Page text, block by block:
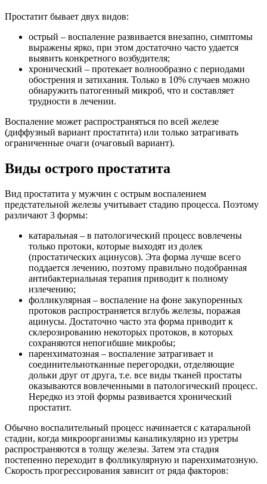
Простатит бывает двух видов:
острый – воспаление развивается внезапно, симптомы
выражены ярко, при этом достаточно часто удается
выявить конкретного возбудителя;
хронический – протекает волнообразно с периодами
обострения и затихания. Только в 10% случаев можно
обнаружить патогенный микроб, что и составляет
трудности в лечении.
Воспаление может распространяться по всей железе
(диффузный вариант простатита) или только затрагивать
ограниченные очаги (очаговый вариант).
Виды острого простатита
Вид простатита у мужчин с острым воспалением
предстательной железы учитывает стадию процесса. Поэтому
различают 3 формы:
катаральная – в патологический процесс вовлечены
только протоки, которые выходят из долек
(простатических ацинусов). Эта форма лучше всего
поддается лечению, поэтому правильно подобранная
антибактериальная терапия приводит к полному
излечению;
фолликулярная – воспаление на фоне закупоренных
протоков распространяется вглубь железы, поражая
ацинусы. Достаточно часто эта форма приводит к
склерозированию некоторых протоков, в которых
сохраняются непогибшие микробы;
паренхиматозная – воспаление затрагивает и
соединительнотканные перегородки, отделяющие
дольки друг от друга, т.е. все виды тканей простаты
оказываются вовлеченными в патологический процесс.
Нередко из этой формы развивается хронический
простатит.
Обычно воспалительный процесс начинается с катаральной
стадии, когда микроорганизмы каналикулярно из уретры
распространяются в толщу железы. Затем эта стадия
постепенно переходит в фолликулярную и паренхиматозную.
Скорость прогрессирования зависит от ряда факторов: